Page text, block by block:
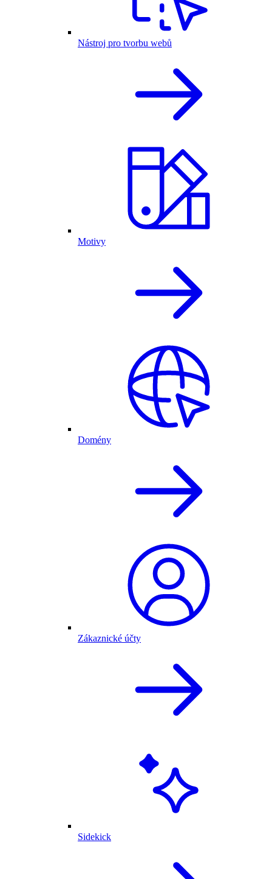
Nástroj pro tvorbu webů
Motivy
Domény
Zákaznické účty
Sidekick